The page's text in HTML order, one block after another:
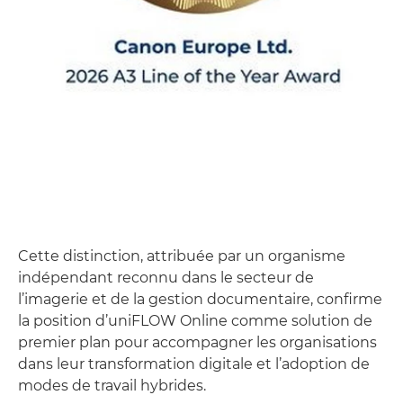
Cette distinction, attribuée par un organisme
indépendant reconnu dans le secteur de
l’imagerie et de la gestion documentaire, confirme
la position d’uniFLOW Online comme solution de
premier plan pour accompagner les organisations
dans leur transformation digitale et l’adoption de
modes de travail hybrides.